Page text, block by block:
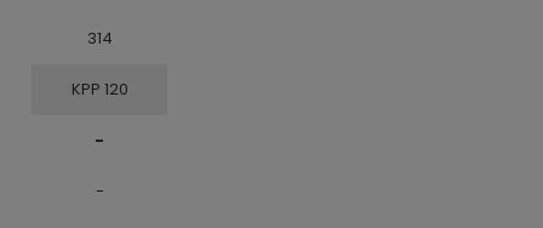
314
KPP 120
-
-